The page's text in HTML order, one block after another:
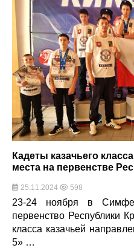
Кадеты казачьего
места на первенстве
25.11.2024 598
23-24 ноября в
первенство Республики
класса казачьей
5» …